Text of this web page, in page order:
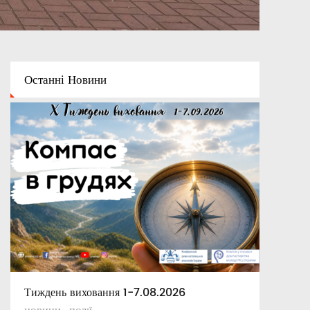
ОстанніНовини
Тиждень виховання 1-7.08.2026
Освітній капелан
Апостольські повчання